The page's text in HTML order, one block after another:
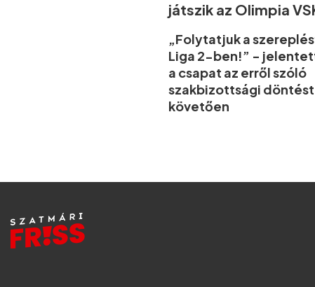
játszik az Olimpia
„Folytatjuk a
Liga 2-ben!” -
a csapat az erről szóló
szakbizottsági döntést
követően